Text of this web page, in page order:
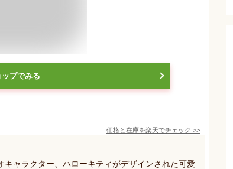
ップでみる
価格と在庫を楽天でチェック >>
ャラクター、ハローキティがデザインされた可愛